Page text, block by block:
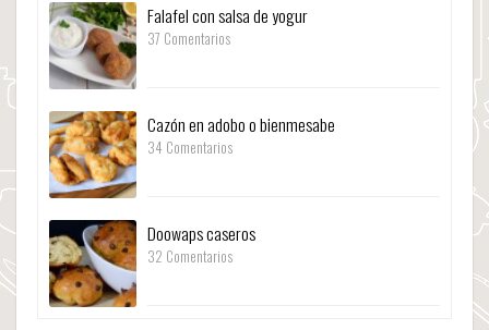
Falafel con salsa de yogur
37 Comentarios
Cazón en adobo o bienmesabe
34 Comentarios
Doowaps caseros
32 Comentarios